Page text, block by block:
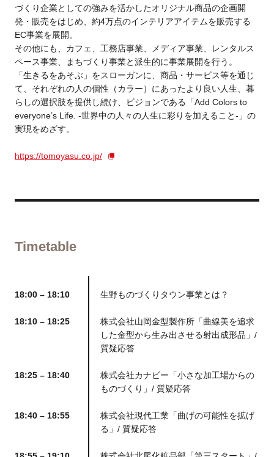
づくり企業としての強みを活かしたオリジナル商品の企画開
発・販売をはじめ、約4万点のインテリアアイテムを販売する
EC事業を展開。
その他にも、カフェ、工務店事業、メディア事業、レンタルス
ペース事業、まちづくり事業と派生的に事業展開を行う。
「生きるをあそぶ」をスローガンに、商品・サービス等を通じ
て、それぞれの人の個性（カラー）にあったより良い人生、暮
らしの選択肢を提供し続け、ビジョンである「Add Colors to
everyone’s Life. -世界中の人々の人生に彩りを加えること-」の
実現をめざす。
https://tomoyasu.co.jp/
Timetable
18:00 – 18:10 生野ものづくりタウン事業とは？
18:10 – 18:25
株式会社山岡金型製作所「曲線美を追求
した金型から生み出させる射出成形品」/
質疑応答
18:25 – 18:40
株式会社カナビー「小さな加工場からの
ものづくり」/ 質疑応答
18:40 – 18:55
株式会社現代工業「曲げの可能性を拡げ
る」/ 質疑応答